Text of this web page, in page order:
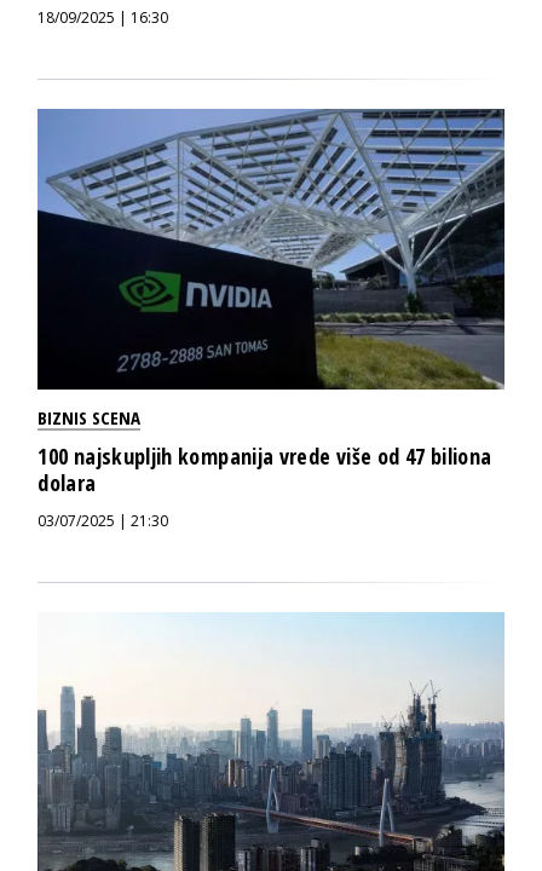
18/09/2025 | 16:30
BIZNIS SCENA
100 najskupljih kompanija vrede više od 47 biliona
dolara
03/07/2025 | 21:30